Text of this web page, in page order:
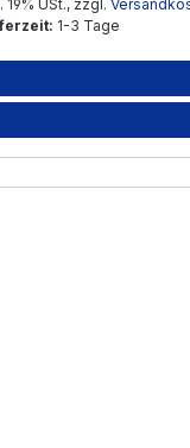
19% USt., zzgl.
1-3 Tage